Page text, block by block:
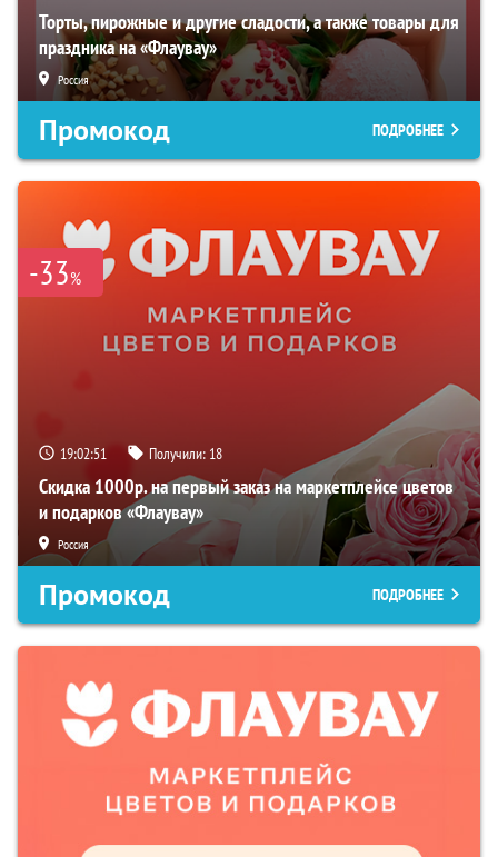
Торты, пирожные и другие сладости, а также товары для
праздника на «Флаувау»
Россия
Промокод ПОДРОБНЕЕ
-33%
19:02:50 Получили: 18
Скидка 1000р. на первый заказ на маркетплейсе цветов
и подарков «Флаувау»
Россия
Промокод ПОДРОБНЕЕ